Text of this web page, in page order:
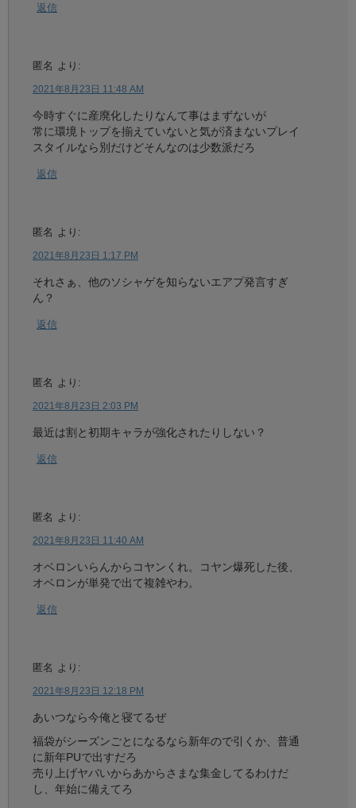
返信
匿名 より:
2021年8月23日 11:48 AM
今時すぐに産廃化したりなんて事はまずないが
常に環境トップを揃えていないと気が済まないプレイ
スタイルなら別だけどそんなのは少数派だろ
返信
匿名 より:
2021年8月23日 1:17 PM
それさぁ、他のソシャゲを知らないエアプ発言すぎ
ん？
返信
匿名 より:
2021年8月23日 2:03 PM
最近は割と初期キャラが強化されたりしない？
返信
匿名 より:
2021年8月23日 11:40 AM
オベロンいらんからコヤンくれ。コヤン爆死した後、
オベロンが単発で出て複雑やわ。
返信
匿名 より:
2021年8月23日 12:18 PM
あいつなら今俺と寝てるぜ
福袋がシーズンごとになるなら新年ので引くか、普通
に新年PUで出すだろ
売り上げヤバいからあからさまな集金してるわけだ
し、年始に備えてろ